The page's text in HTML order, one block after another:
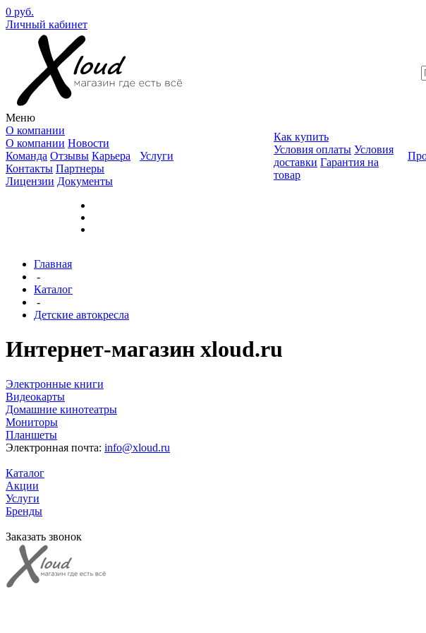
0 руб.
Личный кабинет
Меню
О компании
О компании Новости
Команда Отзывы Карьера
Контакты Партнеры
Лицензии Документы
Услуги
Как купить
Условия оплаты Условия
доставки Гарантия на
товар
Главная
-
Каталог
-
Детские автокресла
Интернет-магазин xloud.ru
Электронные книги
Видеокарты
Домашние кинотеатры
Мониторы
Планшеты
Электронная почта: info@xloud.ru
Каталог
Акции
Услуги
Бренды
Заказать звонок